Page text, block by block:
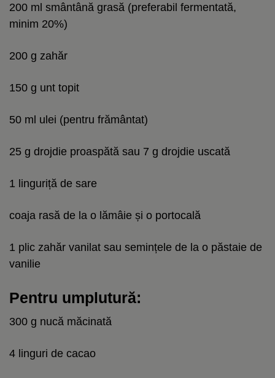
200 ml smântână grasă (preferabil fermentată,
minim 20%)
200 g zahăr
150 g unt topit
50 ml ulei (pentru frământat)
25 g drojdie proaspătă sau 7 g drojdie uscată
1 linguriță de sare
coaja rasă de la o lămâie și o portocală
1 plic zahăr vanilat sau semințele de la o păstaie de
vanilie
Pentru umplutură:
300 g nucă măcinată
4 linguri de cacao